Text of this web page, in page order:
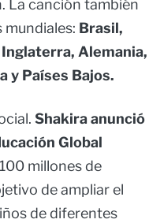
La canción también
mundiales: Brasil,
Alemania,
y Países Bajos.
Shakira anunció
Global
millones de
de ampliar el
de diferentes